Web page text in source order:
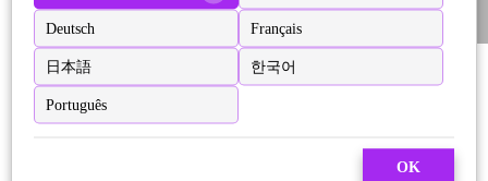
Deutsch Français
日本語 한국어
Português
OK